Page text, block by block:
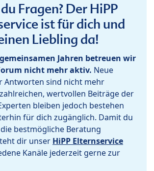
Fragen? Der HiPP
ist für dich und
Liebling da!
Jahren betreuen wir
nicht mehr aktiv. Neue
Antworten sind nicht mehr
wertvollen Beiträge der
bleiben jedoch bestehen
für dich zugänglich. Damit du
bestmögliche Beratung
dir unser HiPP Elternservice
Kanäle jederzeit gerne zur